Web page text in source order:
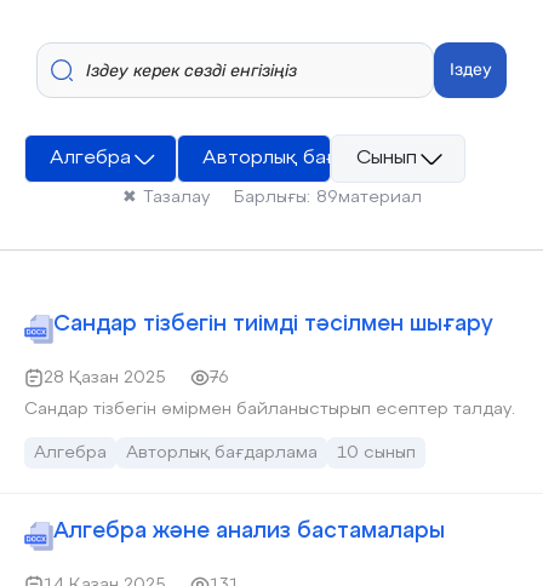
Іздеу
Алгебра Авторлық бағдарлама
Сынып
✖ Тазалау Барлығы: 89материал
Сандар тізбегін тиімді тәсілмен шығару
28 Қазан 2025
76
Сандар тізбегін өмірмен байланыстырып есептер талдау.
Алгебра Авторлық бағдарлама 10 сынып
Алгебра және анализ бастамалары